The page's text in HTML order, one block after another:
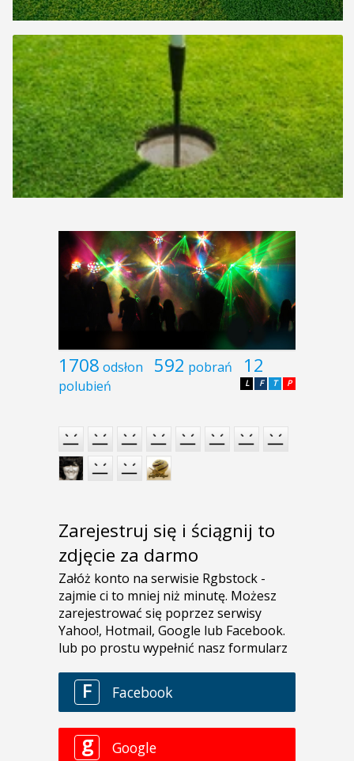
1708 odsłon 592 pobrań 12
polubień P
T
F
L
Zarejestruj się i ściągnij to
zdjęcie za darmo